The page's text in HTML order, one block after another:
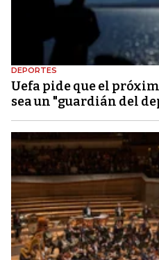
DEPORTES
Uefa pide que el
sea un "guardián del